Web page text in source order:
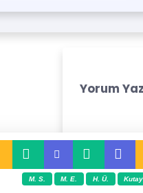
Yorum Yaz
M. S. M. E. H. Ü. Kutay